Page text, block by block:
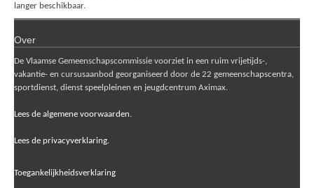
langer beschikbaar.
Over
De Vlaamse Gemeenschapscommissie voorziet in een ruim vrijetijds-,
vakantie- en cursusaanbod georganiseerd door de 22 gemeenschapscentra,
sportdienst, dienst speelpleinen en jeugdcentrum Aximax.
Lees de algemene voorwaarden.
Lees de privacyverklaring.
Toegankelijkheidsverklaring